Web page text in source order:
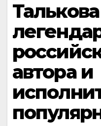
автора и